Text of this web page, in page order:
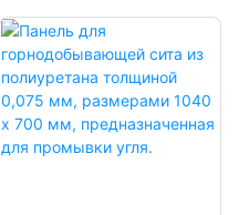
высокочастотных вибрационных
грохотов, в основном для
просеивания мелкозернистых
металлических песков, таких как:
кварцевый песок, золотой песок,
песок для обогащения угля и т. д.